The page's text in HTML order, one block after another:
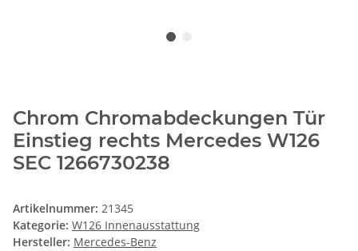
Chrom Chromabdeckungen Tür
Einstieg rechts Mercedes W126
SEC 1266730238
Artikelnummer: 21345
Kategorie: W126 Innenausstattung
Hersteller: Mercedes-Benz